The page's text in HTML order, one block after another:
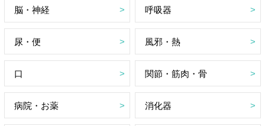
脳・神経 呼吸器
尿・便 風邪・熱
口 関節・筋肉・骨
病院・お薬 消化器